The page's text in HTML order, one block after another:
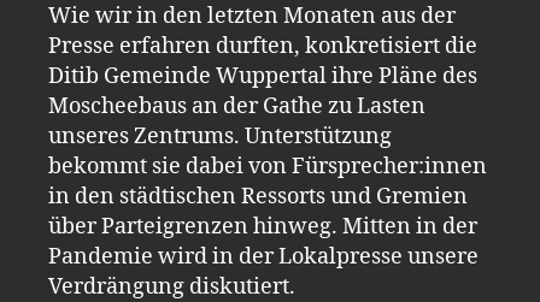
Wie wir in den letzten Monaten aus der
Presse erfahren durften, konkretisiert die
Ditib Gemeinde Wuppertal ihre Pläne des
Moscheebaus an der Gathe zu Lasten
unseres Zentrums. Unterstützung
bekommt sie dabei von Fürsprecher:innen
in den städtischen Ressorts und Gremien
über Parteigrenzen hinweg. Mitten in der
Pandemie wird in der Lokalpresse unsere
Verdrängung diskutiert.